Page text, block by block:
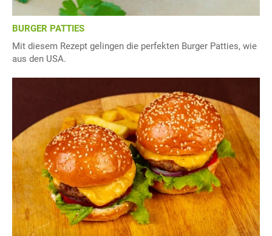
BURGER PATTIES
Mit diesem Rezept gelingen die perfekten Burger Patties, wie
aus den USA.